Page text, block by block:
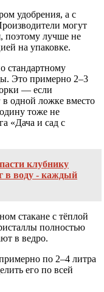
удобрения, а с
могут
поэтому лучше не
на упаковке.
стандартному
Это примерно 2–3
— если
в одной ложке вместо
тоже не
«Дача и сад с
клубнику
в воду - каждый
стакане с тёплой
полностью
в ведро.
по 2–4 литра
его по всей